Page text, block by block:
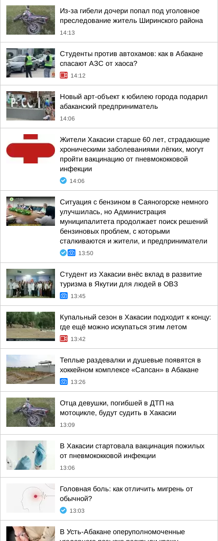
Из-за гибели дочери попал под уголовное
преследование житель Ширинского района
14:13
Студенты против автохамов: как в Абакане
спасают АЗС от хаоса?
14:12
Новый арт-объект к юбилею города подарил
абаканский предприниматель
14:06
Жители Хакасии старше 60 лет, страдающие
хроническими заболеваниями лёгких, могут
пройти вакцинацию от пневмококковой
инфекции
14:06
Ситуация с бензином в Саяногорске немного
улучшилась, но Администрация
муниципалитета продолжает поиск решений
бензиновых проблем, с которыми
сталкиваются и жители, и предприниматели
13:50
Студент из Хакасии внёс вклад в развитие
туризма в Якутии для людей в ОВЗ
13:45
Купальный сезон в Хакасии подходит к концу:
где ещё можно искупаться этим летом
13:42
Теплые раздевалки и душевые появятся в
хоккейном комплексе «Сапсан» в Абакане
13:26
Отца девушки, погибшей в ДТП на
мотоцикле, будут судить в Хакасии
13:09
В Хакасии стартовала вакцинация пожилых
от пневмококковой инфекции
13:06
Головная боль: как отличить мигрень от
обычной?
13:03
В Усть-Абакане оперуполномоченные